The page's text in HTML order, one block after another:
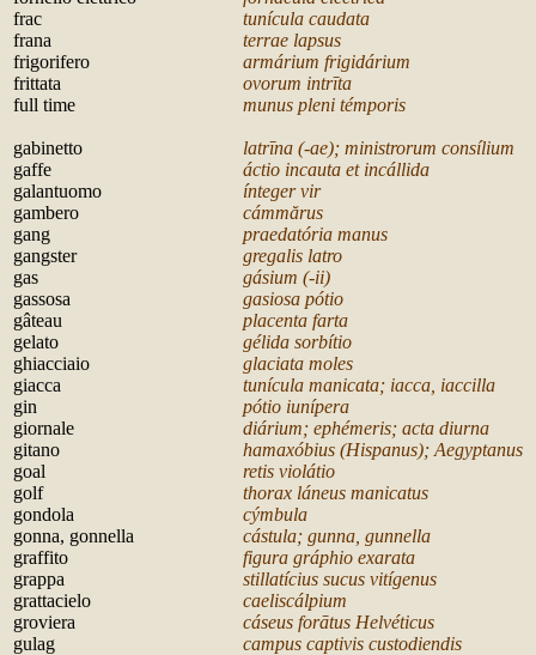
frac
tunícula caudata
frana
terrae lapsus
frigorifero
armárium frigidárium
frittata
ovorum intrīta
full time
munus pleni témporis
gabinetto latrīna (-ae); ministrorum consílium
gaffe
áctio incauta et incállida
galantuomo
ínteger vir
gambero
cámmărus
gang
praedatória manus
gangster
gregalis latro
gas
gásium (-ii)
gassosa
gasiosa pótio
gâteau
placenta farta
gelato
gélida sorbítio
ghiacciaio
glaciata moles
giacca
tunícula manicata; iacca, iaccilla
gin
pótio iunípera
giornale
diárium; ephémeris; acta diurna
gitano
hamaxóbius (Hispanus); Aegyptanus
goal
retis violátio
golf
thorax láneus manicatus
gondola
cýmbula
gonna, gonnella
cástula; gunna, gunnella
graffito
figura gráphio exarata
grappa
stillatícius sucus vitígenus
grattacielo
caeliscálpium
groviera
cáseus forātus Helvéticus
gulag
campus captivis custodiendis